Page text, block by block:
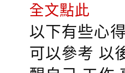
全文點此
以下有些心
可以參考 以